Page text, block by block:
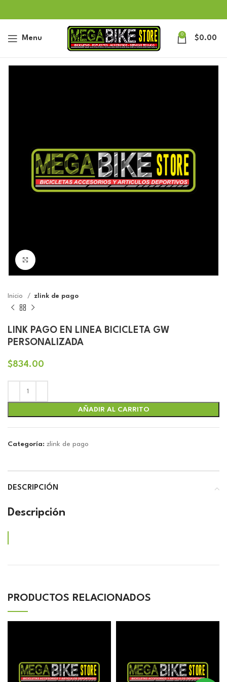
Menu 0 $0.00
Inicio zlink de pago
LINK PAGO EN LINEA BICICLETA GW
PERSONALIZADA
$834.00
AÑADIR AL CARRITO
Categoría: zlink de pago
DESCRIPCIÓN
Descripción
PRODUCTOS RELACIONADOS